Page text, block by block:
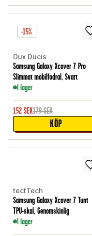
-15%
Dux Ducis
Samsung Galaxy Xcover 7 Pro
Slimmat mobilfodral, Svart
I lager
152 SEK179 SEK
KÖP
tectTech
Samsung Galaxy Xcover 7 Tunt
TPU-skal, Genomskinlig
I lager